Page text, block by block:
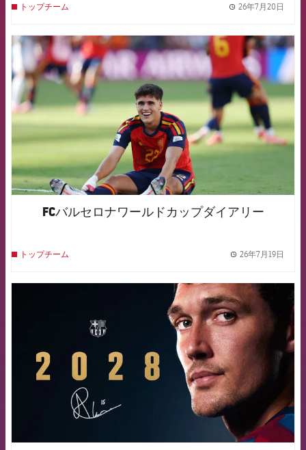
トップチーム 26年7月20日
FCB Barcelona badge
FCバルセロナワールドカップダイアリー
トップチーム 26年7月19日
FCB Barcelona badge